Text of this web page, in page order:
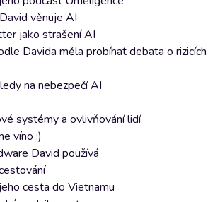
věnuje AI
jako strašení AI
Davida měla probíhat debata o rizicích
na nebezpečí AI
systémy a ovlivňování lidí
víno :)
David používá
cesta do Vietnamu